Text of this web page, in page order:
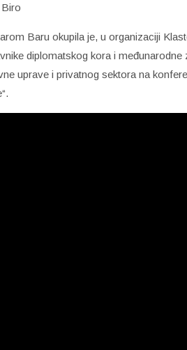
Baru okupila je, u organizaciji
diplomatskog kora i međunarodne
uprave i privatnog sektora na